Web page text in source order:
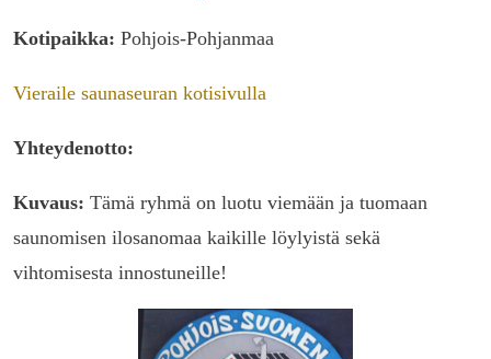
Kotipaikka: Pohjois-Pohjanmaa
Vieraile saunaseuran kotisivulla
Yhteydenotto:
Kuvaus: Tämä ryhmä on luotu viemään ja tuomaan
saunomisen ilosanomaa kaikille löylyistä sekä
vihtomisesta innostuneille!